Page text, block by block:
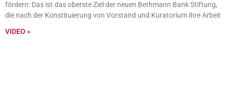
fördern: Das ist das oberste Ziel der neuen Bethmann Bank Stiftung,
die nach der Konstituierung von Vorstand und Kuratorium ihre Arbeit
VIDEO »